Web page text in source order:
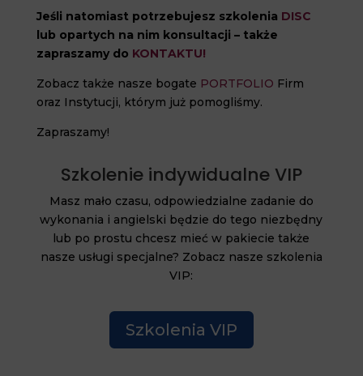
Jeśli natomiast potrzebujesz szkolenia DISC
lub opartych na nim konsultacji – także
zapraszamy do KONTAKTU!
Zobacz także nasze bogate PORTFOLIO Firm
oraz Instytucji, którym już pomogliśmy.
Zapraszamy!
Szkolenie indywidualne VIP
Masz mało czasu, odpowiedzialne zadanie do
wykonania i angielski będzie do tego niezbędny
lub po prostu chcesz mieć w pakiecie także
nasze usługi specjalne? Zobacz nasze szkolenia
VIP:
Szkolenia VIP